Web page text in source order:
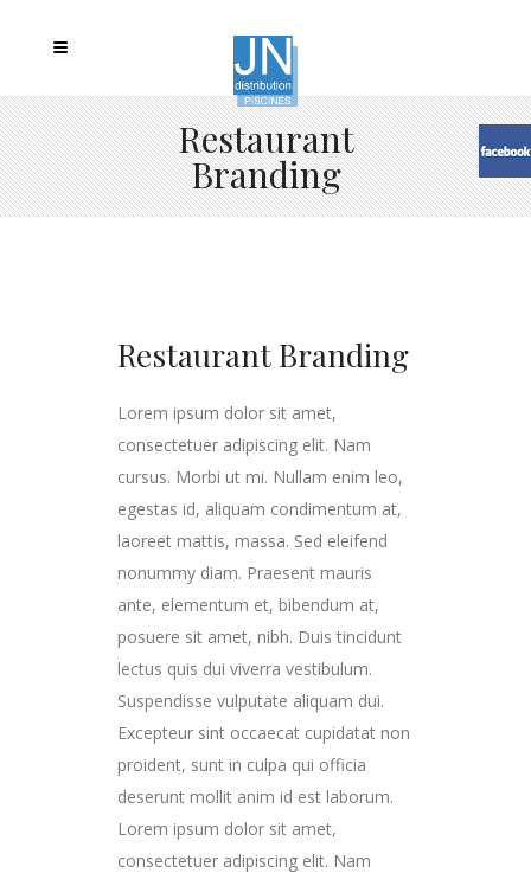
Restaurant
Branding
Restaurant Branding
Lorem ipsum dolor sit amet,
consectetuer adipiscing elit. Nam
cursus. Morbi ut mi. Nullam enim leo,
egestas id, aliquam condimentum at,
laoreet mattis, massa. Sed eleifend
nonummy diam. Praesent mauris
ante, elementum et, bibendum at,
posuere sit amet, nibh. Duis tincidunt
lectus quis dui viverra vestibulum.
Suspendisse vulputate aliquam dui.
Excepteur sint occaecat cupidatat non
proident, sunt in culpa qui officia
deserunt mollit anim id est laborum.
Lorem ipsum dolor sit amet,
consectetuer adipiscing elit. Nam